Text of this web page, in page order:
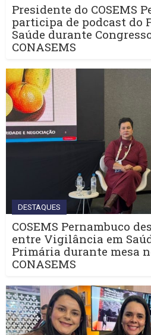
Presidente do COSEMS
participa de podcast do
Saúde durante
CONASEMS
DESTAQUES
COSEMS Pernambuco
entre Vigilância em
Primária durante mesa
CONASEMS